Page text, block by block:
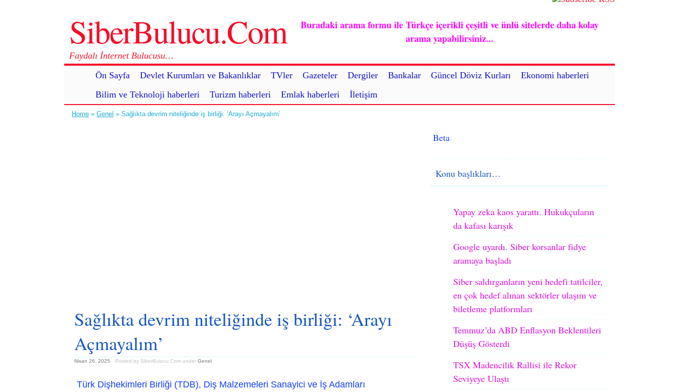
SiberBulucu.Com
Faydalı İnternet Bulucusu…
Ön Sayfa
Devlet Kurumları ve Bakanlıklar TVler Gazeteler Dergiler Bankalar Güncel Döviz Kurları
Ekonomi haberleri
Bilim ve Teknoloji haberleri
Turizm haberleri Emlak haberleri İletişim
Buradaki arama formu ile Türkçe içerikli çeşitli ve ünlü sitelerde daha kolay
arama yapabilirsiniz...
Home » Genel » Sağlıkta devrim niteliğinde iş birliği: ‘Arayı Açmayalım’
Sağlıkta devrim niteliğinde iş birliği: ‘Arayı
Açmayalım’
Nisan 26, 2025 Posted by SiberBulucu.Com under Genel
Türk Dişhekimleri Birliği (TDB), Diş Malzemeleri Sanayici ve İş Adamları
Beta
Konu başlıkları…
Yapay zeka kaos yarattı. Hukukçuların
da kafası karışık
Google uyardı. Siber korsanlar fidye
aramaya başladı
Siber saldırganların yeni hedefi tatilciler,
en çok hedef alınan sektörler ulaşım ve
biletleme platformları
Temmuz’da ABD Enflasyon Beklentileri
Düşüş Gösterdi
TSX Madencilik Rallisi ile Rekor
Seviyeye Ulaştı